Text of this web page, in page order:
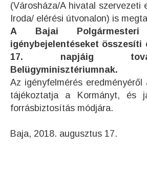
(Városháza/A hivatal szervezeti
Iroda/ elérési útvonalon) is
A Bajai
igénybejelentéseket összesíti
17. napjáig
Belügyminisztériumnak.
Az igényfelmérés eredményéről
tájékoztatja a Kormányt, és
forrásbiztosítás módjára.
Baja, 2018. augusztus 17.